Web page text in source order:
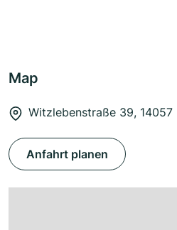
Map
Witzlebenstraße 39, 14057
Anfahrt planen